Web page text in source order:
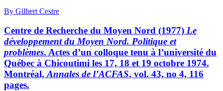
By Gilbert Cestre
Centre de Recherche du Moyen Nord (1977) Le
développement du Moyen Nord. Politique et
problèmes. Actes d’un colloque tenu à l’université du
Québec à Chicoutimi les 17, 18 et 19 octobre 1974.
Montréal, Annales de l’ACFAS, vol. 43, no 4, 116
pages.